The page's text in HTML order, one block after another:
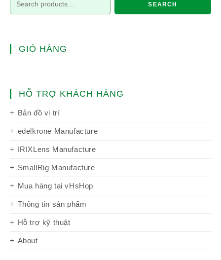
SEARCH
GIỎ HÀNG
HỖ TRỢ KHÁCH HÀNG
Bản đồ vị trí
edelkrone Manufacture
IRIXLens Manufacture
SmallRig Manufacture
Mua hàng tại vHsHop
Thông tin sản phẩm
Hỗ trợ kỹ thuật
About